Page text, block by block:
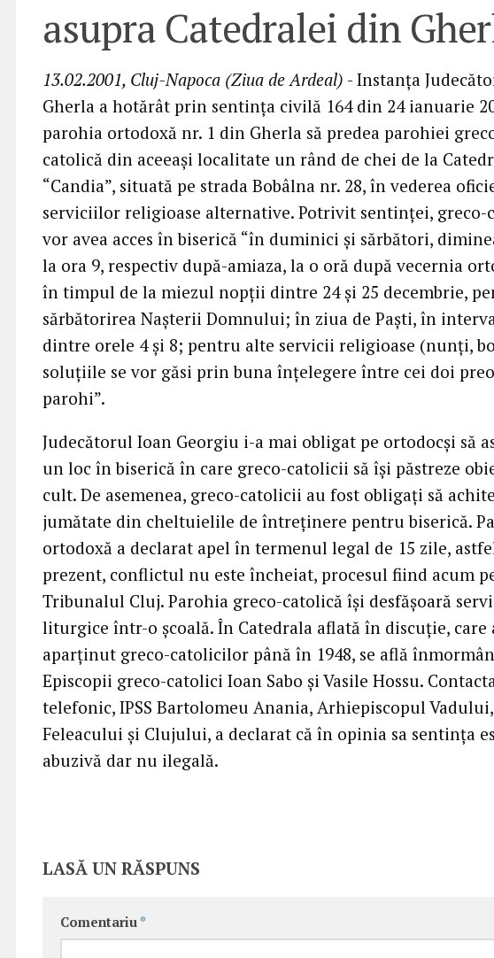
asupra Catedralei din
13.02.2001, Cluj-Napoca (Ziua de Ardeal) - Instanţa
Gherla a hotărât prin sentinţa civilă 164 din 24 ianuarie
parohia ortodoxă nr. 1 din Gherla să predea parohiei
catolică din aceeaşi localitate un rând de chei de la
“Candia”, situată pe strada Bobâlna nr. 28, în vederea
serviciilor religioase alternative. Potrivit sentinţei, greco-
vor avea acces în biserică “în duminici şi sărbători,
la ora 9, respectiv după-amiaza, la o oră după vecernia
în timpul de la miezul nopţii dintre 24 şi 25 decembrie,
sărbătorirea Naşterii Domnului; în ziua de Paşti, în
dintre orele 4 şi 8; pentru alte servicii religioase (nunţi,
soluţiile se vor găsi prin buna înţelegere între cei doi
parohi”.
Judecătorul Ioan Georgiu i-a mai obligat pe ortodocşi să
un loc în biserică în care greco-catolicii să îşi păstreze
cult. De asemenea, greco-catolicii au fost obligaţi să achite
jumătate din cheltuielile de întreţinere pentru biserică.
ortodoxă a declarat apel în termenul legal de 15 zile,
prezent, conflictul nu este încheiat, procesul fiind acum
Tribunalul Cluj. Parohia greco-catolică îşi desfăşoară
liturgice într-o şcoală. În Catedrala aflată în discuţie, care
aparţinut greco-catolicilor până în 1948, se află
Episcopii greco-catolici Ioan Sabo şi Vasile Hossu.
telefonic, IPSS Bartolomeu Anania, Arhiepiscopul Vadului,
Feleacului şi Clujului, a declarat că în opinia sa sentinţa
abuzivă dar nu ilegală.
LASĂ UN RĂSPUNS
Comentariu *